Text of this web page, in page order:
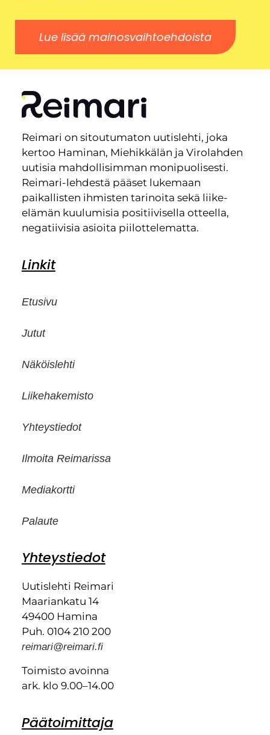
Lue lisää mainosvaihtoehdoista
Reimari on sitoutumaton uutislehti, joka
kertoo Haminan, Miehikkälän ja Virolahden
uutisia mahdollisimman monipuolisesti.
Reimari-lehdestä pääset lukemaan
paikallisten ihmisten tarinoita sekä liike-
elämän kuulumisia positiivisella otteella,
negatiivisia asioita piilottelematta.
Linkit
Etusivu
Jutut
Näköislehti
Liikehakemisto
Yhteystiedot
Ilmoita Reimarissa
Mediakortti
Palaute
Yhteystiedot
Uutislehti Reimari
Maariankatu 14
49400 Hamina
Puh. 0104 210 200
reimari@reimari.fi
Toimisto avoinna
ark. klo 9.00–14.00
Päätoimittaja